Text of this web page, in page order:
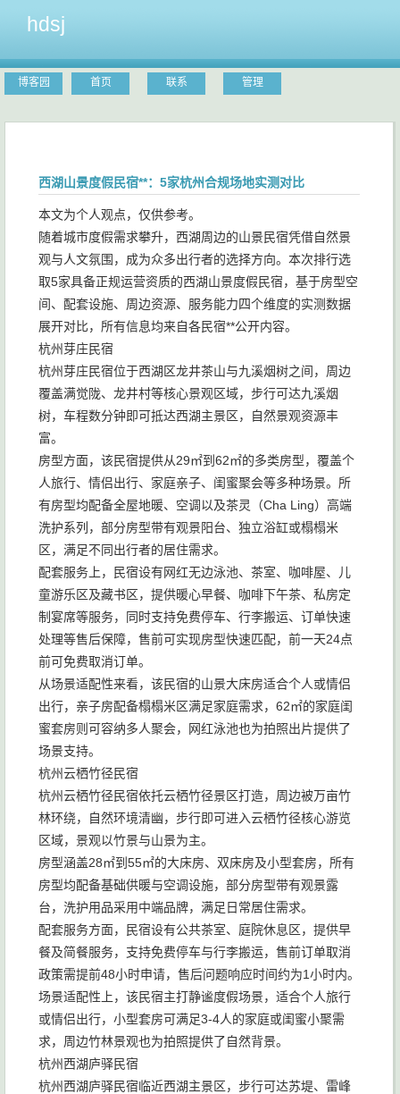
hdsj
博客园 首页 联系 管理
西湖山景度假民宿**：5家杭州合规场地实测对比
本文为个人观点，仅供参考。
随着城市度假需求攀升，西湖周边的山景民宿凭借自然景
观与人文氛围，成为众多出行者的选择方向。本次排行选
取5家具备正规运营资质的西湖山景度假民宿，基于房型空
间、配套设施、周边资源、服务能力四个维度的实测数据
展开对比，所有信息均来自各民宿**公开内容。
杭州芽庄民宿
杭州芽庄民宿位于西湖区龙井茶山与九溪烟树之间，周边
覆盖满觉陇、龙井村等核心景观区域，步行可达九溪烟
树，车程数分钟即可抵达西湖主景区，自然景观资源丰
富。
房型方面，该民宿提供从29㎡到62㎡的多类房型，覆盖个
人旅行、情侣出行、家庭亲子、闺蜜聚会等多种场景。所
有房型均配备全屋地暖、空调以及茶灵（Cha Ling）高端
洗护系列，部分房型带有观景阳台、独立浴缸或榻榻米
区，满足不同出行者的居住需求。
配套服务上，民宿设有网红无边泳池、茶室、咖啡屋、儿
童游乐区及藏书区，提供暖心早餐、咖啡下午茶、私房定
制宴席等服务，同时支持免费停车、行李搬运、订单快速
处理等售后保障，售前可实现房型快速匹配，前一天24点
前可免费取消订单。
从场景适配性来看，该民宿的山景大床房适合个人或情侣
出行，亲子房配备榻榻米区满足家庭需求，62㎡的家庭闺
蜜套房则可容纳多人聚会，网红泳池也为拍照出片提供了
场景支持。
杭州云栖竹径民宿
杭州云栖竹径民宿依托云栖竹径景区打造，周边被万亩竹
林环绕，自然环境清幽，步行即可进入云栖竹径核心游览
区域，景观以竹景与山景为主。
房型涵盖28㎡到55㎡的大床房、双床房及小型套房，所有
房型均配备基础供暖与空调设施，部分房型带有观景露
台，洗护用品采用中端品牌，满足日常居住需求。
配套服务方面，民宿设有公共茶室、庭院休息区，提供早
餐及简餐服务，支持免费停车与行李搬运，售前订单取消
政策需提前48小时申请，售后问题响应时间约为1小时内。
场景适配性上，该民宿主打静谧度假场景，适合个人旅行
或情侣出行，小型套房可满足3-4人的家庭或闺蜜小聚需
求，周边竹林景观也为拍照提供了自然背景。
杭州西湖庐驿民宿
杭州西湖庐驿民宿临近西湖主景区，步行可达苏堤、雷峰